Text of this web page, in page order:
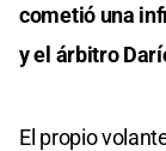
cometió una
y el árbitro
El propio